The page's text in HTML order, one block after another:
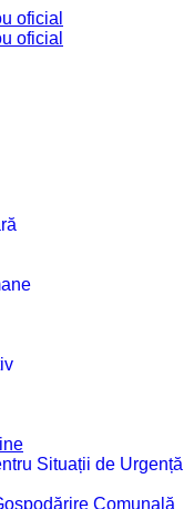
Situații de Urgență
Comunală